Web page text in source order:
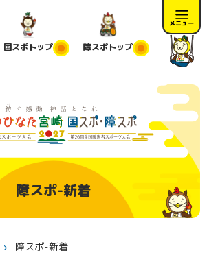
メニュー
国スポトップ 障スポトップ
障スポ-新着
障スポ-新着